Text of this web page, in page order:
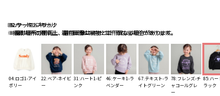
85:ハート2-ブラック
※撮影場所の関係上、着用画像は実物と若干異なる場合があります。
91:ケーキ2-キナリ
※撮影場所の関係上、着用画像は実物と若干異なる場合があります。
92:ワッフル-キナリ
※撮影場所の関係上、着用画像は実物と若干異なる場合があります。
04:ロゴ1-アイ
ボリー
22:ベア-ネイビ
ー
31:ハート1-ピ
ンク
46:ケーキ1-ラ
ベンダー
67:テキスト-ラ
イトグリーン
78:フレンズ-チ
ャコールグレ
ー
85:ハー
ラック